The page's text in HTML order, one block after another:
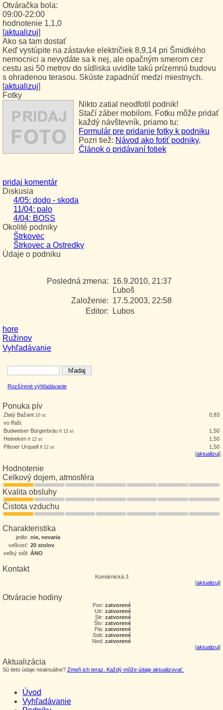
Vyhľadávanie
Rozšírené výhľadávanie
Ponuka pív
Zlatý Bažant 10 st
0,83
vo fľaši:
Budweiser Bürgerbräu fl 12 st
1,50
Heineken fl 12 st
1,50
Pilsner Urquell fl 12 st
1,50
[aktualizuj]
Hodnotenie
Celkový dojem, atmosféra
Kvalita obsluhy
Čistota vzduchu
Charakteristika
jedlo: nie, nevaria
veľkosť: 20 stolov
veľký stôl: ÁNO
Kontakt
Komárnická 3
[aktualizuj]
Otváracie hodiny
Pon: zatvorené
Utr: zatvorené
Str: zatvorené
Štv: zatvorené
Pia: zatvorené
Sob: zatvorené
Ned: zatvorené
[aktualizuj]
Aktualizácia
Sú tieto údaje neaktuálne? Zmeň ich teraz. Každý môže údaje aktualizovať.
Otváračka bola:
09:00-22:00
hodnotenie 1,1,0
[aktualizuj]
Ako sa tam dostať
Keď vystúpite na zástavke električiek 8,9,14 pri Šmidkého
nemocnici a nevydáte sa k nej, ale opačným smerom cez
cestu asi 50 metrov do sídliska uvidíte takú prízemnú budovu
s ohradenou terasou. Skúste zapadnúť medzi miestnych.
[aktualizuj]
Fotky
Nikto zatial neodfotil podnik!
Stačí záber mobilom. Fotku môže pridať
každý návštevník, priamo tu:
Formulár pre pridanie fotky k podniku
Pozri tiež: Návod ako fotiť podniky,
Článok o pridávaní fotiek
pridaj komentár
Diskusia
4/05: dodo - skoda
11/04: palo
4/04: BOSS
Okolité podniky
Štrkovec
Štrkovec a Ostredky
Údaje o podniku
Posledná zmena: 16.9.2010, 21:37
Ľuboš
Založenie: 17.5.2003, 22:58
Editor:
Lubos
hore
Ružinov
Úvod
Vyhľadávanie